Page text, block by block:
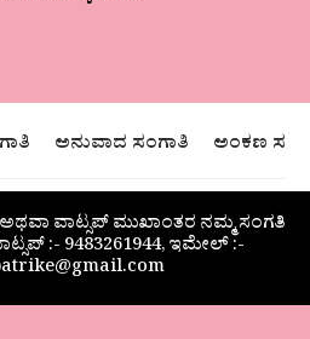
ಅನುವಾದ ಸಂಗಾತಿ ಅಂಕಣ
ವಾಟ್ಸಪ್ ಮುಖಾಂತರ ನಮ್ಮ ಸಂಗತಿ
:- 9483261944, ಇಮೇಲ್ :-